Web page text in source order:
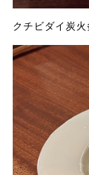
クチビダイ炭